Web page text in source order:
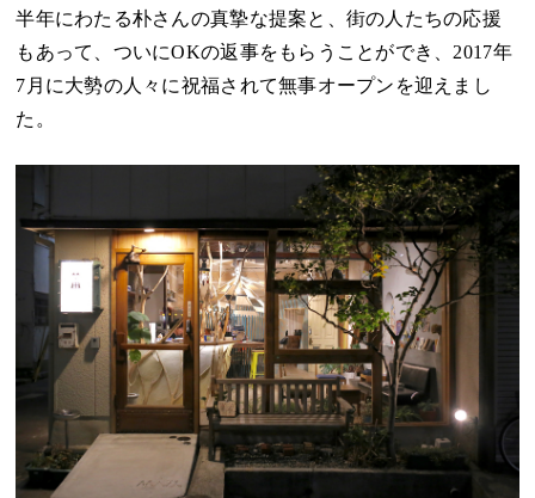
半年にわたる朴さんの真摯な提案と、街の人たちの応援
もあって、ついにOKの返事をもらうことができ、2017年
7月に大勢の人々に祝福されて無事オープンを迎えまし
た。